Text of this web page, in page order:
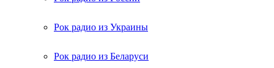
Рок радио из Украины
Рок радио из Беларуси